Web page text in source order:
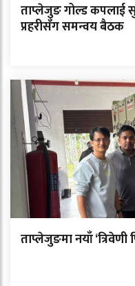
ताप्लेजुङ गोल्ड कपलाई
प्रहरीसँग समन्वय बैठक
ताप्लेजुङमा नयाँ ‘त्रिवेणी